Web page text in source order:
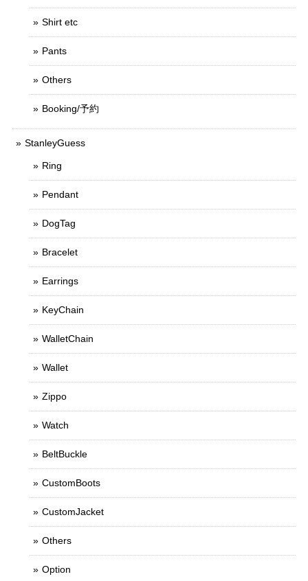
Shirt etc
Pants
Others
Booking/予約
StanleyGuess
Ring
Pendant
DogTag
Bracelet
Earrings
KeyChain
WalletChain
Wallet
Zippo
Watch
BeltBuckle
CustomBoots
CustomJacket
Others
Option